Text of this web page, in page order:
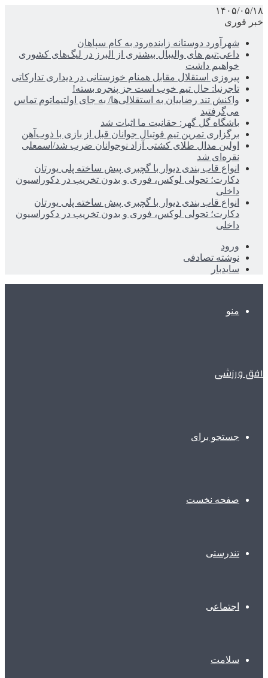
۱۴۰۵/۰۵/۱۸
خبر فوری
شهرآورد دوستانه زاینده‌رود به کام سپاهان
داعی:تیم های والیبال بیشتری از البرز در لیگ‌های کشوری
خواهیم داشت
پیروزی استقلال مقابل همنام خوزستانی در دیداری تدارکاتی
تاجرنیا: حال تیم خوب است جز پنجره بسته!
واکنش تند رضاییان به استقلالی‌ها/ به جای اولتیماتوم تماس
می‌گرفتید
باشگاه گل گهر: حقانیت ما اثبات شد
برگزاری تمرین تیم فوتبال جوانان قبل از بازی با ذوب‌آهن
اولین مدال طلای کشتی آزاد نوجوانان ضرب شد/اسمعلی
نقره‌ای شد
انواع قاب بندی دیوار با گچبری پیش ساخته پلی یورتان
دکارت؛ تحولی لوکس، فوری و بدون تخریب در دکوراسیون
داخلی
انواع قاب بندی دیوار با گچبری پیش ساخته پلی یورتان
دکارت؛ تحولی لوکس، فوری و بدون تخریب در دکوراسیون
داخلی
ورود
نوشته تصادفی
سایدبار
منو
افق ورزشی
جستجو برای
صفحه نخست
تندرستی
اجتماعی
سلامت